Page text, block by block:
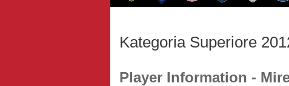
Kategoria Superiore
Player Information -